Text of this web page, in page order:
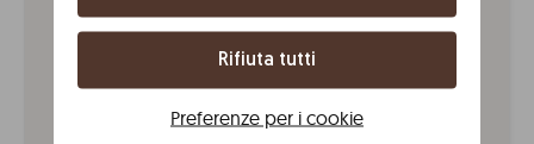
In autobus
La linea L04 è quella che passa più vicino a Plaza
Rifiuta tutti
Preferenze per i cookie